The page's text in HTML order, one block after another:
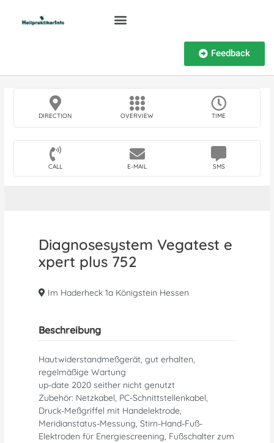
Feedback
DIRECTION OVERVIEW TIME
CALL E-MAIL SMS
Diagnosesystem Vegatest e
xpert plus 752
Im Haderheck 1a Königstein Hessen
Beschreibung
Hautwiderstandmeßgerät, gut erhalten,
regelmäßige Wartung
up-date 2020 seither nicht genutzt
Zubehör: Netzkabel, PC-Schnittstellenkabel,
Druck-Meßgriffel mit Handelektrode,
Meridianstatus-Messung, Stirn-Hand-Fuß-
Elektroden für Energiescreening, Fußschalter zum